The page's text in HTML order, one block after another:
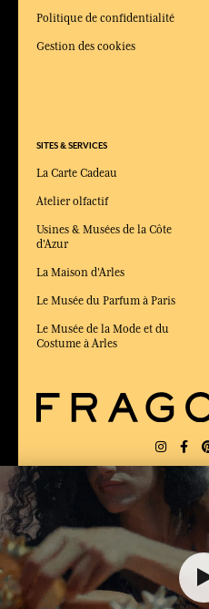
Politique de confidentialité
Gestion des cookies
SITES & SERVICES
La Carte Cadeau
Atelier olfactif
Usines & Musées de la Côte
d'Azur
La Maison d'Arles
Le Musée du Parfum à Paris
Le Musée de la Mode et du
Costume à Arles
LIVRAISON: FR